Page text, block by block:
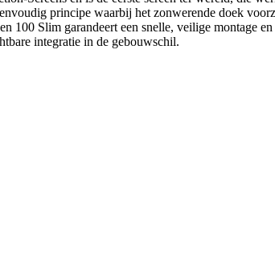
principe waarbij het zonwerende doek
100 Slim garandeert een snelle, veilige montage
integratie in de gebouwschil.